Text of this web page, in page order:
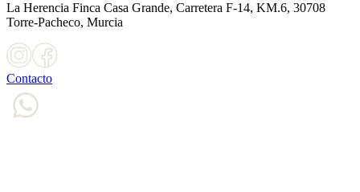
La Herencia Finca Casa Grande, Carretera F-14, KM.6, 30708
Torre-Pacheco, Murcia
Contacto